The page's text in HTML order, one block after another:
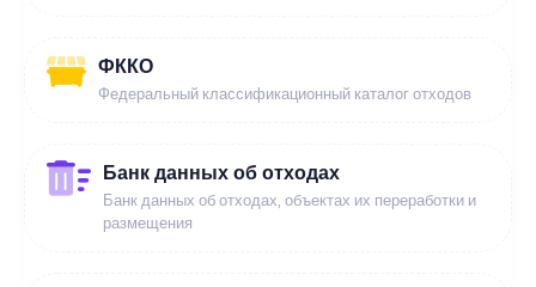
ФККО
Федеральный классификационный каталог отходов
Банк данных об отходах
Банк данных об отходах, объектах их переработки и
размещения